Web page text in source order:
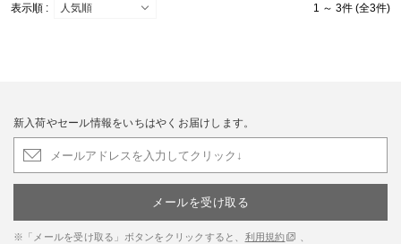
表示順 : 1 ～ 3件 (全3件)
新入荷やセール情報をいちはやくお届けします。
メールを受け取る
※「メールを受け取る」ボタンをクリックすると、 利用規約